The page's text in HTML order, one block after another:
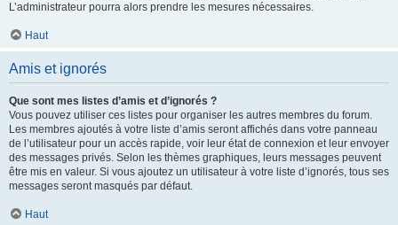
L’administrateur pourra alors prendre les mesures nécessaires.
Haut
Amis et ignorés
Que sont mes listes d’amis et d’ignorés ?
Vous pouvez utiliser ces listes pour organiser les autres membres du forum.
Les membres ajoutés à votre liste d’amis seront affichés dans votre panneau
de l’utilisateur pour un accès rapide, voir leur état de connexion et leur envoyer
des messages privés. Selon les thèmes graphiques, leurs messages peuvent
être mis en valeur. Si vous ajoutez un utilisateur à votre liste d’ignorés, tous ses
messages seront masqués par défaut.
Haut